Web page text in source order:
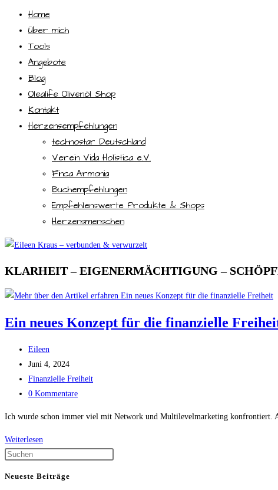
Home
Über mich
Tools
Angebote
Blog
Olealife Olivenöl Shop
Kontakt
Herzensempfehlungen
technostar Deutschland
Verein Vida Holistica e.V.
Finca Armonia
Buchempfehlungen
Empfehlenswerte Produkte & Shops
Herzensmenschen
KLARHEIT – EIGENERMÄCHTIGUNG –
Ein neues Konzept für die finanzielle
Beitrags-
Autor:
Eileen
Beitrag
veröffentlicht:
Juni 4, 2024
Beitrags-
Kategorie:
Finanzielle Freiheit
Beitrags-
0 Kommentare
Ich wurde schon immer viel mit Network und Multilevelmarketing konfrontiert.
Weiterlesen
Neueste Beiträge